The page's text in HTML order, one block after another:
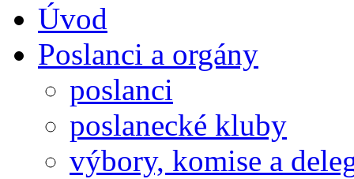
Úvod
Poslanci a orgány
poslanci
poslanecké kluby
výbory, komise a